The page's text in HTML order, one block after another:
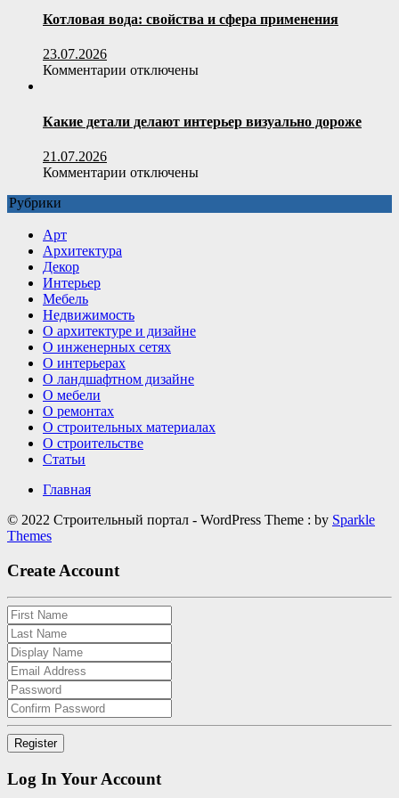
Котловая вода: свойства и сфера применения
23.07.2026
Комментарии к
вода:
свойства
применения
отключены
Какие детали делают интерьер визуально дороже
21.07.2026
Комментарии котключены
Рубрики
Арт
Архитектура
Декор
Интерьер
Мебель
Недвижимость
О архитектуре и дизайне
О инженерных сетях
О интерьерах
О ландшафтном дизайне
О мебели
О ремонтах
О строительных материалах
О строительстве
Статьи
Главная
© 2022 Строительный портал - WordPress Theme : by Sparkle
Themes
Create Account
Log In Your Account